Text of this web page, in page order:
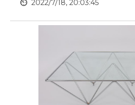
av_timer 2022/7/18, 20:03:45